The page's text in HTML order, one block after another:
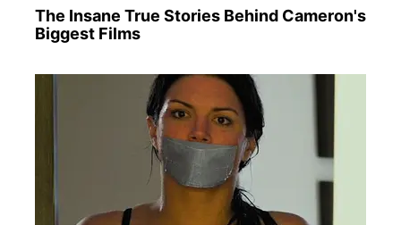
The Insane True Stories Behind Cameron's
Biggest Films